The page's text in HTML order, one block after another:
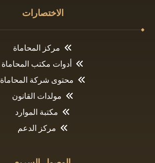
الاختصارات
مركز المحاماة
أدوات مكتب المحاماة
محتوى شركة المحاماة
مولدات القانون
مكتبة الموارد
مركز الدعم